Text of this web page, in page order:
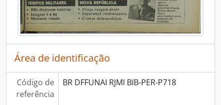
Área de identificação
Código de
referência
BR DFFUNAI RJMI BIB-PER-P718